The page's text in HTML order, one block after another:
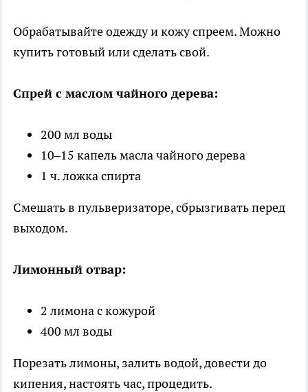
Обрабатывайте одежду и кожу спреем. Можно
купить готовый или сделать свой.
Спрей с маслом чайного дерева:
200 мл воды
10–15 капель масла чайного дерева
1 ч. ложка спирта
Смешать в пульверизаторе, сбрызгивать перед
выходом.
Лимонный отвар:
2 лимона с кожурой
400 мл воды
Порезать лимоны, залить водой, довести до
кипения, настоять час, процедить.